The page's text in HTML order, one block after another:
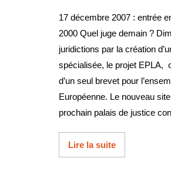
17 décembre 2007 : entrée
2000 Quel juge demain ?
juridictions par la création
spécialisée, le projet EPLA,
d’un seul brevet pour
Européenne. Le nouveau
prochain palais de justice
Lire la suite